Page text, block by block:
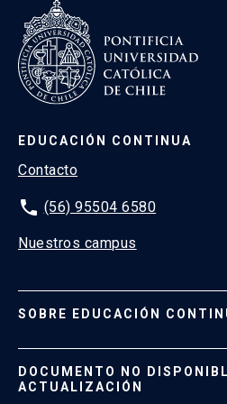
EDUCACIÓN CONTINUA
Contacto
phone (56) 95504 6580
Nuestros campus
SOBRE EDUCACIÓN
Formas de Pago
DOCUMENTO NO
ACTUALIZACIÓN